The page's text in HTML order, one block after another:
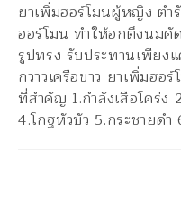
ยาเพิ่มฮอร์โมนผู้หญิง ตำ
ฮอร์โมน ทำให้อกตึงนมคั
รูปทรง รับประทานเพียง
กวาวเครือขาว ยาเพิ่มฮ
ที่สำคัญ 1.กำลังเสือโคร่ง
4.โกฐหัวบัว 5.กระชายด